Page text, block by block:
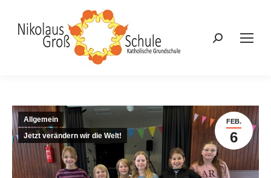
Search:
FEB.
6
Allgemein
Jetzt verändern wir die Welt!